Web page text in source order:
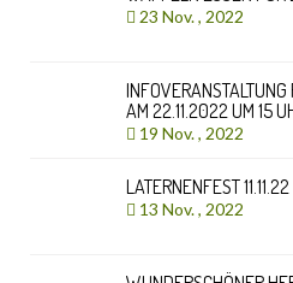
23 Nov. , 2022
INFOVERANSTALTUNG
AM 22.11.2022 UM 15
19 Nov. , 2022
LATERNENFEST 11.11.22
13 Nov. , 2022